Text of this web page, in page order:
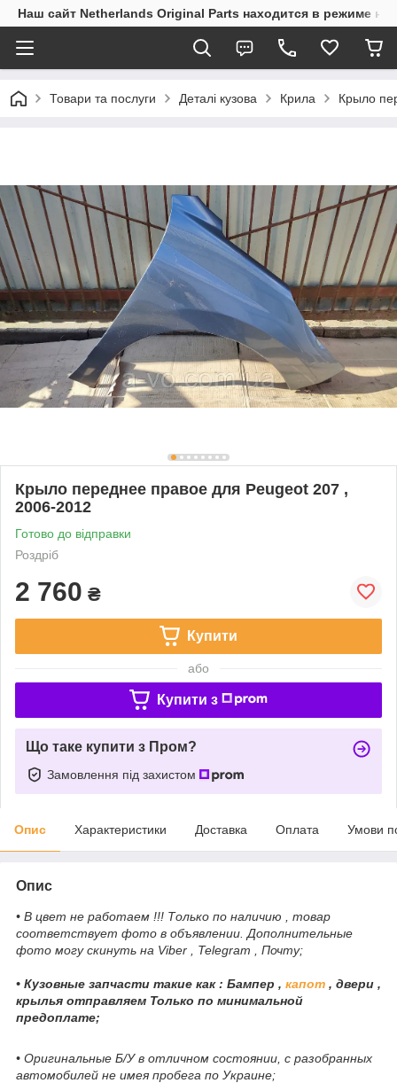
Наш сайт Netherlands Original Parts находится в режиме
Товари та послуги Деталі кузова Крила Крыло
Крыло переднее правое для Peugeot 207 ,
2006-2012
Готово до відправки
Роздріб
2 760 ₴
Купити
або
Купити з
Що таке купити з Пром?
Замовлення під захистом
Опис Характеристики Доставка Оплата Умови
Опис
• В цвет не работаем !!! Только по наличию , товар
соответствует фото в объявлении. Дополнительные
фото могу скинуть на Viber , Telegram , Почту;
• Кузовные запчасти такие как : Бампер , капот , двери ,
крылья отправляем Только по минимальной
предоплате;
• Оригинальные Б/У в отличном состоянии, с разобранных
автомобилей не имея пробега по Украине;